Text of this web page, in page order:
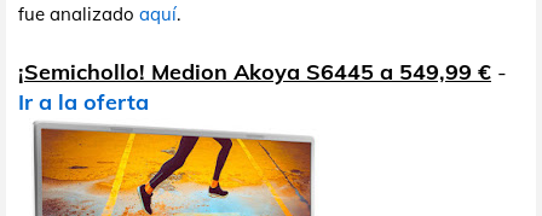
fue analizado aquí.
¡Semichollo! Medion Akoya S6445 a 549,99 € -
Ir a la oferta